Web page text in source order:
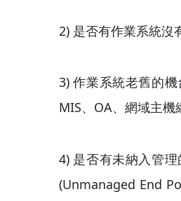
2) 是否有作業系統沒
3) 作業系統老舊的
MIS、OA、網域主機
4) 是否有未納入管
(Unmanaged End